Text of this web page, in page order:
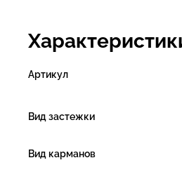
Артикул
Вид застежки
Вид карманов